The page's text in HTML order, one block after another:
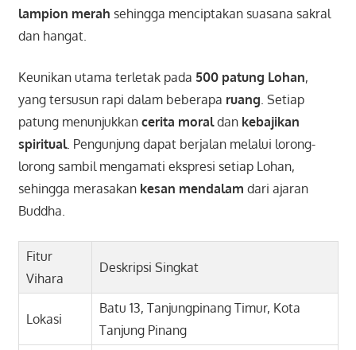
lampion merah sehingga menciptakan suasana sakral
dan hangat.
Keunikan utama terletak pada 500 patung Lohan,
yang tersusun rapi dalam beberapa ruang . Setiap
patung menunjukkan cerita moraldan kebajikan
spiritual. Pengunjung dapat berjalan melalui lorong-
lorong sambil mengamati ekspresi setiap Lohan,
sehingga merasakan kesan mendalam dari ajaran
Buddha.
Fitur
Vihara
Deskripsi Singkat
Lokasi
Batu 13, Tanjungpinang Timur, Kota
Tanjung Pinang